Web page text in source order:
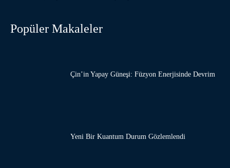
Popüler Makaleler
Çin’in Yapay Güneşi: Füzyon Enerjisinde Devrim
Yeni Bir Kuantum Durum Gözlemlendi